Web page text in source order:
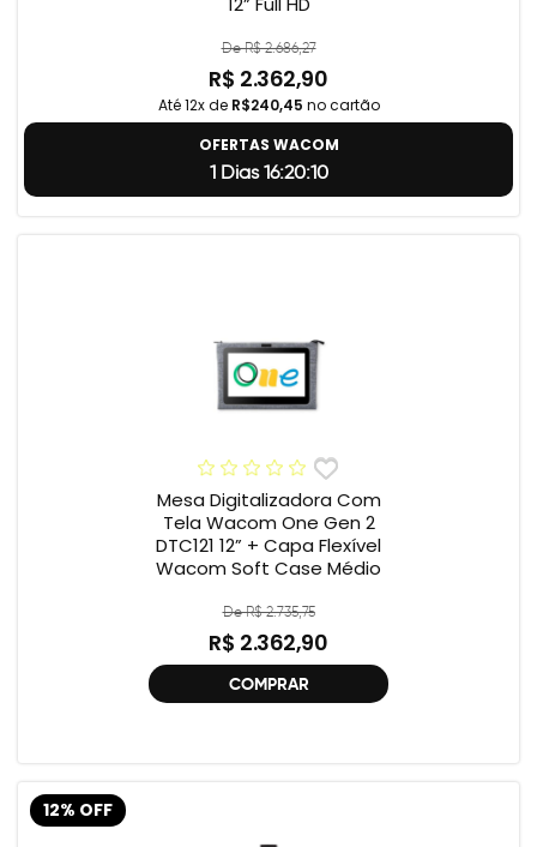
De R$ 2.686,27
R$ 2.362,90
Até 12x de R$240,45 no cartão
OFERTAS WACOM
1 Dias 16:20:9
Mesa Digitalizadora Com
Tela Wacom One Gen 2
DTC121 12” + Capa Flexível
Wacom Soft Case Médio
De R$ 2.735,75
R$ 2.362,90
COMPRAR
12% OFF